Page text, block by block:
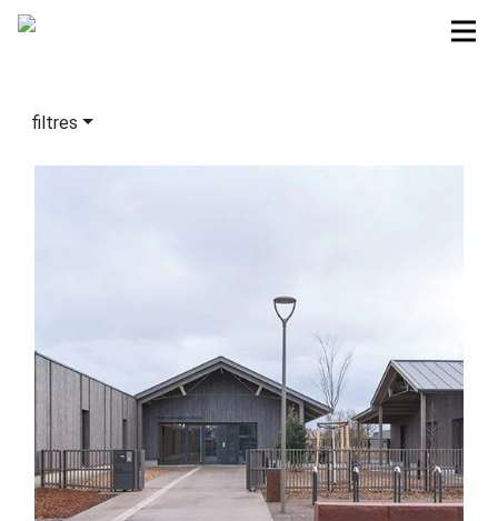
filtres